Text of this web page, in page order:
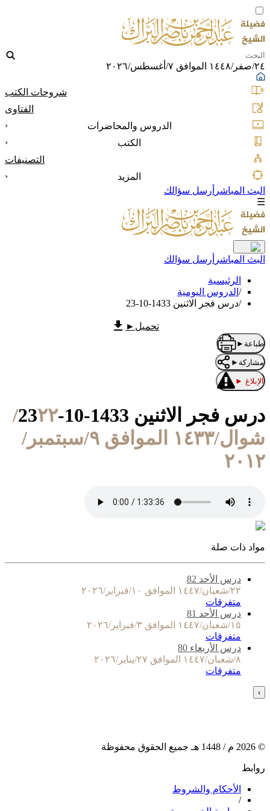
٢٤/صفر/١٤٤٨ الموافق ٧/أغسطس/٢٠٢٦
شروحات الكتب
الفتاوى
الدروس والمحاضرات
‹
الكتب
‹
التصنيفات
المزيد
‹
البث المباشر أرسل سؤالك
☰
البث المباشر أرسل سؤالك
الرئيسية
/ الدروس اليومية
/درس فجر الاثنين 1433-10-23
تحميل ►
طباعة ►
مشاركة ►
الإبلاغ ►
درس فجر الاثنين 1433-10-23
٢٢/
شوال/١٤٣٣ الموافق ٩/سبتمبر/
٢٠١٢
مواد ذات صلة
درس الأحد 82
٢٢/شعبان/١٤٤٧ الموافق ١٠/فبراير/٢٠٢٦
متفرقات
درس الأحد 81
١٥/شعبان/١٤٤٧ الموافق ٣/فبراير/٢٠٢٦
متفرقات
درس الأربعاء 80
٨/شعبان/١٤٤٧ الموافق ٢٧/يناير/٢٠٢٦
متفرقات
›
©
2026 م / 1448 هـ جميع الحقوق محفوظة
روابط
الأحكام والشروط
/